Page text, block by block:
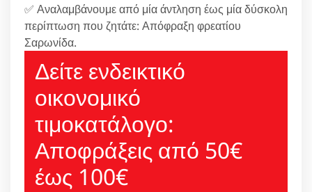
✅ Αναλαμβάνουμε από μία άντληση έως μία δύσκολη
περίπτωση που ζητάτε: Απόφραξη φρεατίου
Σαρωνίδα.
Δείτε ενδεικτικό
οικονομικό
τιμοκατάλογο:
Αποφράξεις από 50€
έως 100€